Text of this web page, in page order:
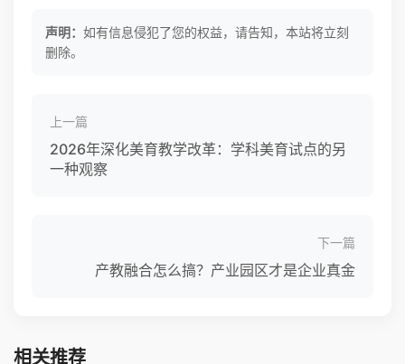
声明： 如有信息侵犯了您的权益，请告知，本站将立刻
删除。
上一篇
2026年深化美育教学改革：学科美育试点的另
一种观察
下一篇
产教融合怎么搞？产业园区才是企业真金
相关推荐